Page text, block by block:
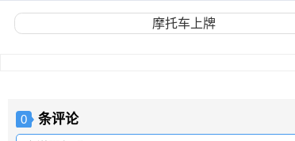
摩托车上牌
0 条评论